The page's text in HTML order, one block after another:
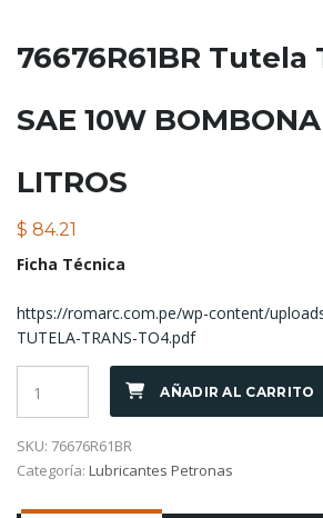
76676R61BR Tutela
SAE 10W
LITROS
$ 84.21
Ficha Técnica
https://romarc.com.pe/wp-content/
TUTELA-TRANS-TO4.pdf
AÑADIR AL CARRITO
SKU: 76676R61BR
Categoría: Lubricantes Petronas